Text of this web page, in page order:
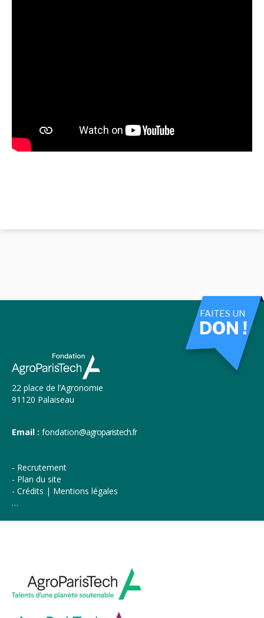
22 place de l’Agronomie
91120 Palaiseau
Email : fondation@agroparistech.fr
Recrutement
Plan du site
Crédits | Mentions légales
…
FAITES UN
DON !